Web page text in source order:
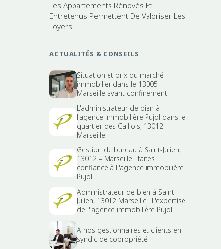
Les Appartements Rénovés Et
Entretenus Permettent De Valoriser Les
Loyers
ACTUALITÉS & CONSEILS
Situation et prix du marché
immobilier dans le 13005
Marseille avant confinement
L'administrateur de bien à
l'agence immobilière Pujol dans le
quartier des Caillols, 13012
Marseille
Gestion de bureau à Saint-Julien,
13012 – Marseille : faites
confiance à l''agence immobilière
Pujol
Administrateur de bien à Saint-
Julien, 13012 Marseille : l''expertise
de l''agence immobilière Pujol
A nos gestionnaires et clients en
syndic de copropriété